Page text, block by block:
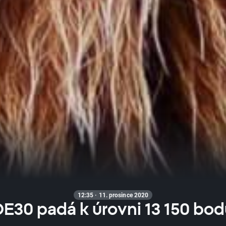
12:35 · 11. prosince 2020
padá k úrovni 13 150